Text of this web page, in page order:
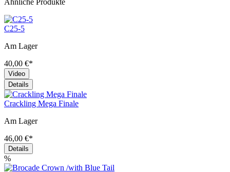
Ähnliche Produkte
C25-5
Am Lager
40,00 €*
Video
Details
Crackling Mega Finale
Am Lager
46,00 €*
Details
%